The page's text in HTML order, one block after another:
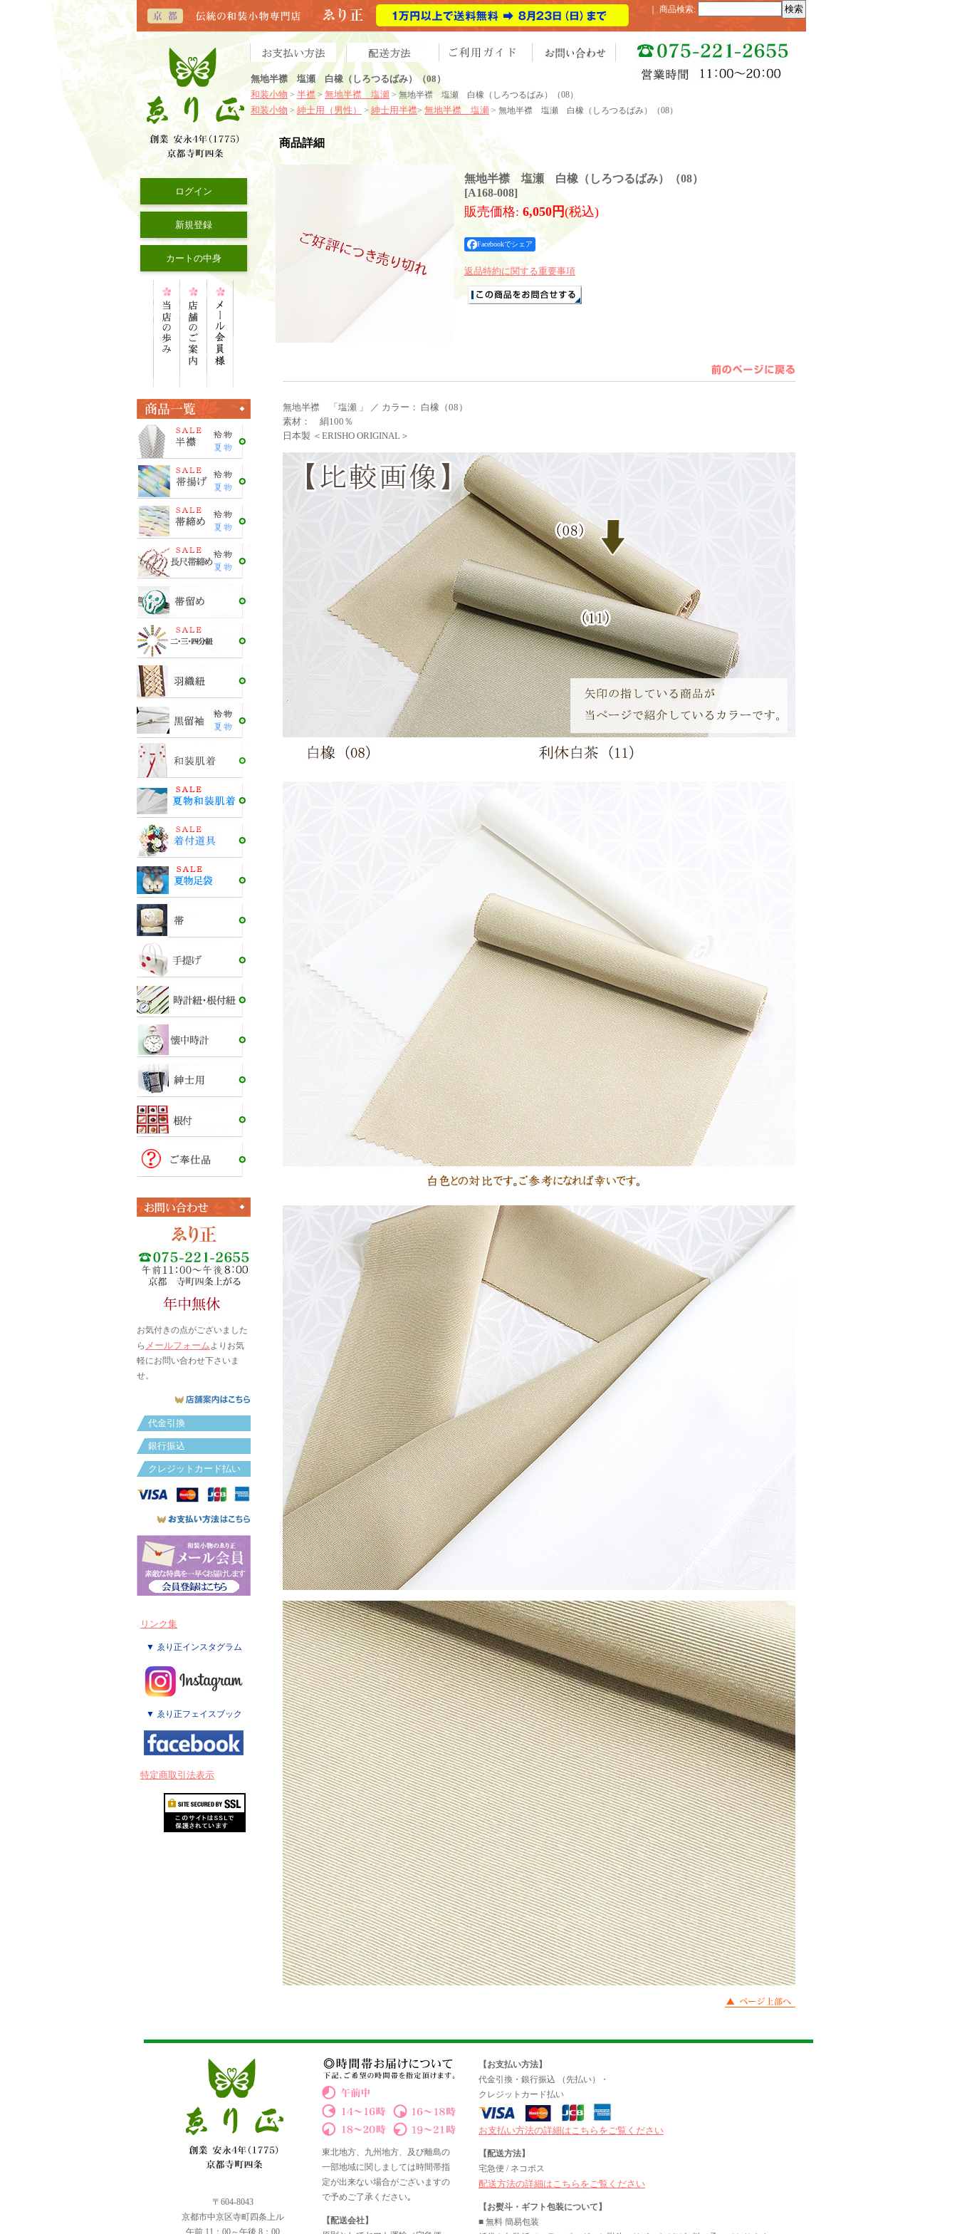
無地半襟 塩瀬 白橡（しろつるばみ）（08）
和装小物 > 半襟 >無地半襟 塩瀬 > 無地半襟 塩瀬 白橡（しろつるばみ）（08）
和装小物 > 紳士用（男性） > 紳士用半襟> 無地半襟 塩瀬 > 無地半襟 塩瀬 白橡（しろつるばみ）（08）
商品検索:
ログイン
新規登録
カートの中身
お気付きの点がございました
ら メールフォームよりお気
軽にお問い合わせ下さいま
せ。
代金引換
銀行振込
クレジットカード払い
リンク集
▼ ゑり正インスタグラム
▼ ゑり正フェイスブック
特定商取引法表示
商品詳細
無地半襟 塩瀬 白橡（しろつるばみ）（08）
[A168-008]
販売価格: 6,050円(税込)
Facebookでシェア
返品特約に関する重要事項
無地半襟 「塩瀬 」 ／ カラー： 白橡（08）
素材： 絹100％
日本製 ＜ERISHO ORIGINAL＞
〒604-8043
京都市中京区寺町四条上ル
午前 11：00～午後 8：00
東北地方、九州地方、及び離島の
一部地域に関しましては時間帯指
定が出来ない場合がございますの
で予めご了承ください｡
【配送会社】
【お支払い方法】
代金引換・銀行振込 （先払い）・
クレジットカード払い
お支払い方法の詳細はこちらをご覧ください
【配送方法】
宅急便 / ネコポス
配送方法の詳細はこちらをご覧ください
【お熨斗・ギフト包装について】
■ 無料 簡易包装